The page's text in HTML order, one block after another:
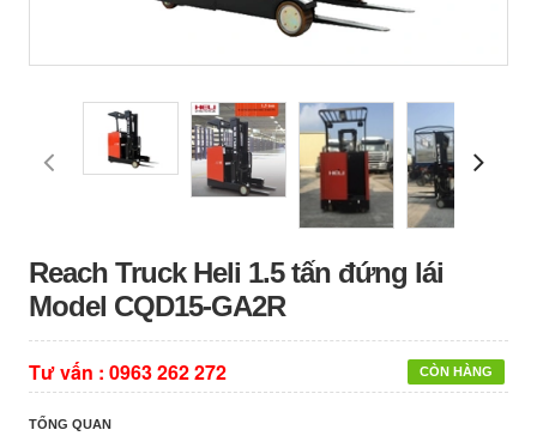
Reach Truck Heli 1.5 tấn đứng lái
Model CQD15-GA2R
CÒN HÀNG
Tư vấn : 0963 262 272
TỔNG QUAN